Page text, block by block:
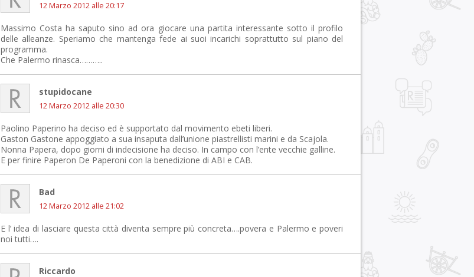
12 Marzo 2012 alle 20:17
Massimo Costa ha saputo sino ad ora giocare una partita interessante sotto il profilo
delle alleanze. Speriamo che mantenga fede ai suoi incarichi soprattutto sul piano del
programma.
Che Palermo rinasca………..
stupidocane
12 Marzo 2012 alle 20:30
Paolino Paperino ha deciso ed è supportato dal movimento ebeti liberi.
Gaston Gastone appoggiato a sua insaputa dall’unione piastrellisti marini e da Scajola.
Nonna Papera, dopo giorni di indecisione ha deciso. In campo con l’ente vecchie galline.
E per finire Paperon De Paperoni con la benedizione di ABI e CAB.
Bad
12 Marzo 2012 alle 21:02
E l’ idea di lasciare questa città diventa sempre più concreta….povera e Palermo e poveri
noi tutti….
Riccardo